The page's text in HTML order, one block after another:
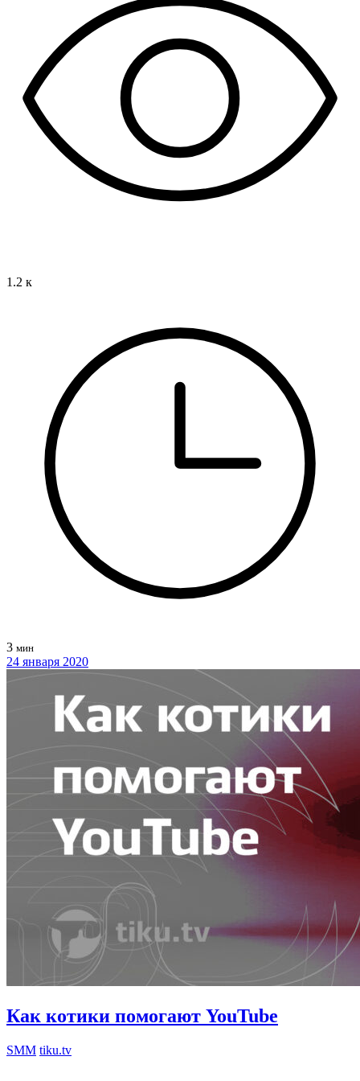
1.2 к
3 мин
24 января 2020
Как котики помогают YouTube
SMM tiku.tv